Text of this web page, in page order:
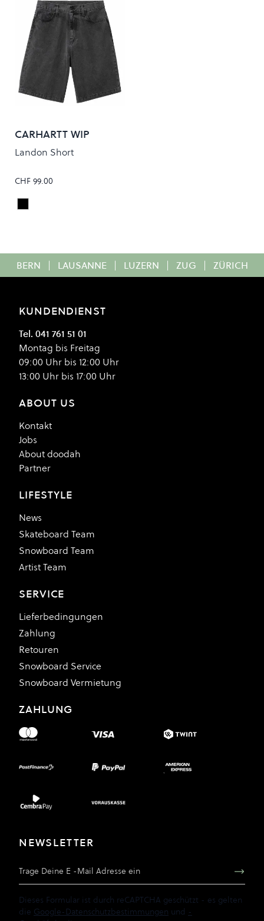
CARHARTT WIP
Landon Short
CHF 99.00
Colour
Black/Heavy Stone Wash
BERN | LAUSANNE | LUZERN | ZUG | ZÜRICH
KUNDENDIENST
Tel. 041 761 51 01
Montag bis Freitag
09:00 Uhr bis 12:00 Uhr
13:00 Uhr bis 17:00 Uhr
ABOUT US
Kontakt
Jobs
About doodah
Partner
LIFESTYLE
News
Skateboard Team
Snowboard Team
Artist Team
SERVICE
Lieferbedingungen
Zahlung
Retouren
Snowboard Service
Snowboard Vermietung
ZAHLUNG
NEWSLETTER
Dieses Formular ist durch reCAPTCHA geschützt - es gelten
die Google-Datenschutzbestimmungen und -